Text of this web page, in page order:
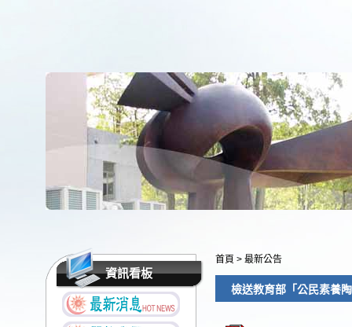
資訊看板
首頁 > 最新公告
檢送教育部「公民素養